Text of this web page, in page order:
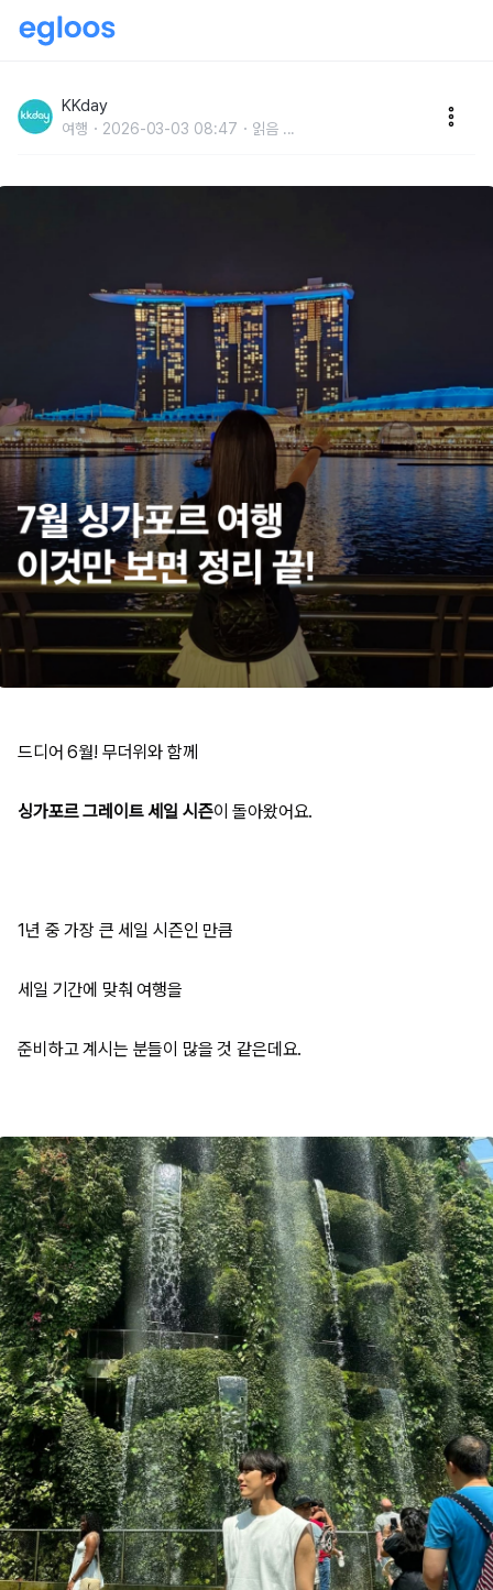
일 총정리
KKday
여행 2026-03-03 08:47 읽음 ...
드디어 6월! 무더위와 함께
싱가포르 그레이트 세일 시즌이 돌아왔어요.
1년 중 가장 큰 세일 시즌인 만큼
세일 기간에 맞춰 여행을
준비하고 계시는 분들이 많을 것 같은데요.